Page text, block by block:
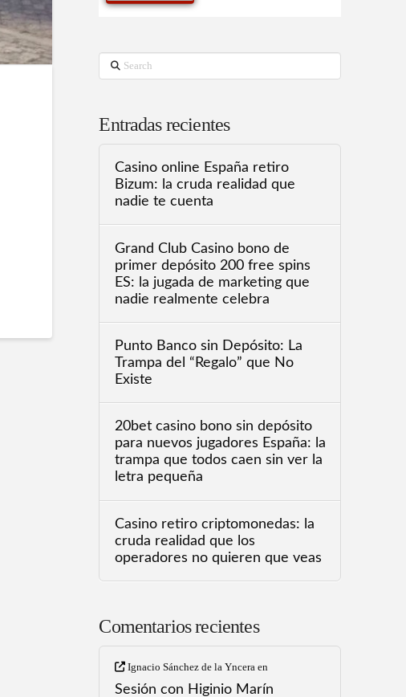
Search
Entradas recientes
Casino online España retiro
Bizum: la cruda realidad que
nadie te cuenta
Grand Club Casino bono de
primer depósito 200 free spins
ES: la jugada de marketing que
nadie realmente celebra
Punto Banco sin Depósito: La
Trampa del “Regalo” que No
Existe
20bet casino bono sin depósito
para nuevos jugadores España: la
trampa que todos caen sin ver la
letra pequeña
Casino retiro criptomonedas: la
cruda realidad que los
operadores no quieren que veas
Comentarios recientes
Ignacio Sánchez de la Yncera en
Sesión con Higinio Marín